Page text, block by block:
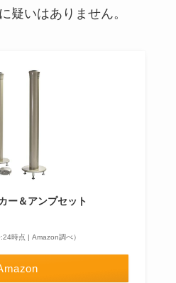
疑いはありません。
ー＆アンプセット
時点 | Amazon調べ）